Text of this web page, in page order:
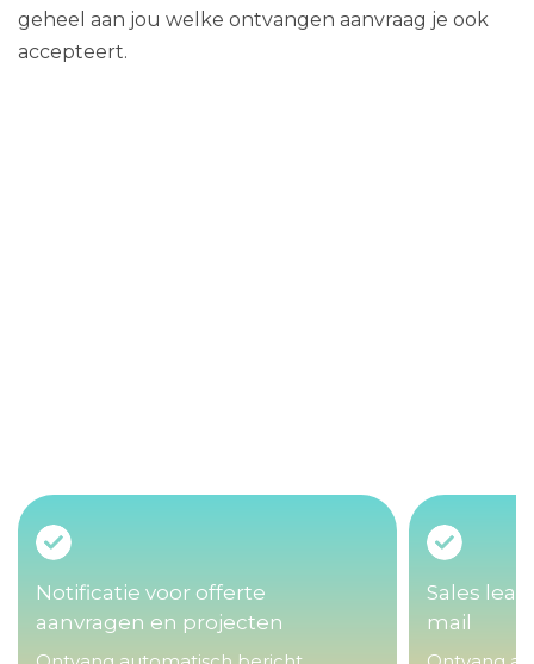
geheel aan jou welke ontvangen aanvraag je ook
accepteert.
Notificatie voor offerte
aanvragen en projecten
Sales
mail